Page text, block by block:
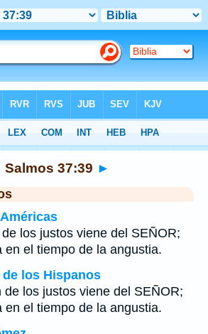
Salmos 37:39 ►
los justos viene del SEÑOR;
en el tiempo de la angustia.
los Hispanos
de los justos viene del SEÑOR;
en el tiempo de la angustia.